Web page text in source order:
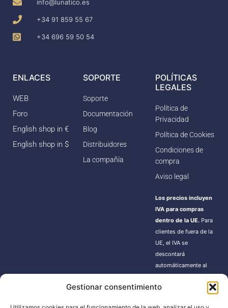
Gestionar consentimiento
info@lunatico.es
+34 91 859 55 67
+34 696 59 50 54
ENLACES
WEB
Foro
English shop in €
English shop in $
SOPORTE
Soporte
Documentación
Blog
Distribuidores
La compañía
POLÍTICAS
LEGALES
Política de
Privacidad
Política de Cookies
Condiciones de
compra
Aviso legal
Los precios incluyen
IVA para compras
dentro de la UE. Para
clientes de fuera de la
UE, el IVA se
descontará
automáticamente al
Estos pedidos pueden